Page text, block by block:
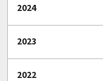
2024
2023
2022